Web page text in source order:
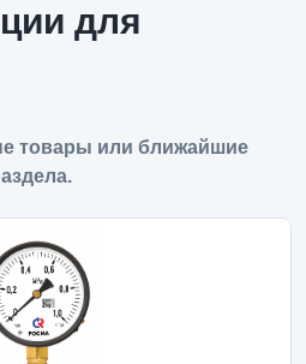
для
товары или ближайшие